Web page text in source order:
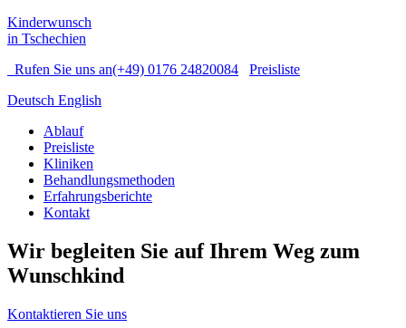
Kinderwunsch
in Tschechien
Rufen Sie uns an(+49) 0176 24820084
Preisliste
Deutsch English
Ablauf
Preisliste
Kliniken
Behandlungsmethoden
Erfahrungsberichte
Kontakt
Wir begleiten Sie auf Ihrem Weg zum
Wunschkind
Kontaktieren Sie uns